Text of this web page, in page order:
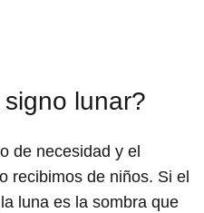
lunar?
de necesidad y el
recibimos de niños. Si el
luna es la sombra que